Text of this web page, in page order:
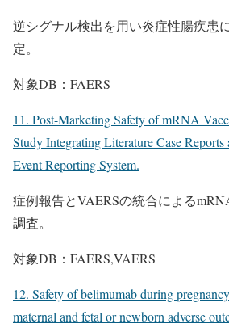
逆シグナル検出を用い炎症性腸疾患
定。
対象DB：FAERS
11. Post-Marketing Safety of mRNA
Study Integrating Literature Case
Event Reporting System.
症例報告とVAERSの統合による
調査。
対象DB：FAERS,VAERS
12. Safety of belimumab during
maternal and fetal or newborn adverse